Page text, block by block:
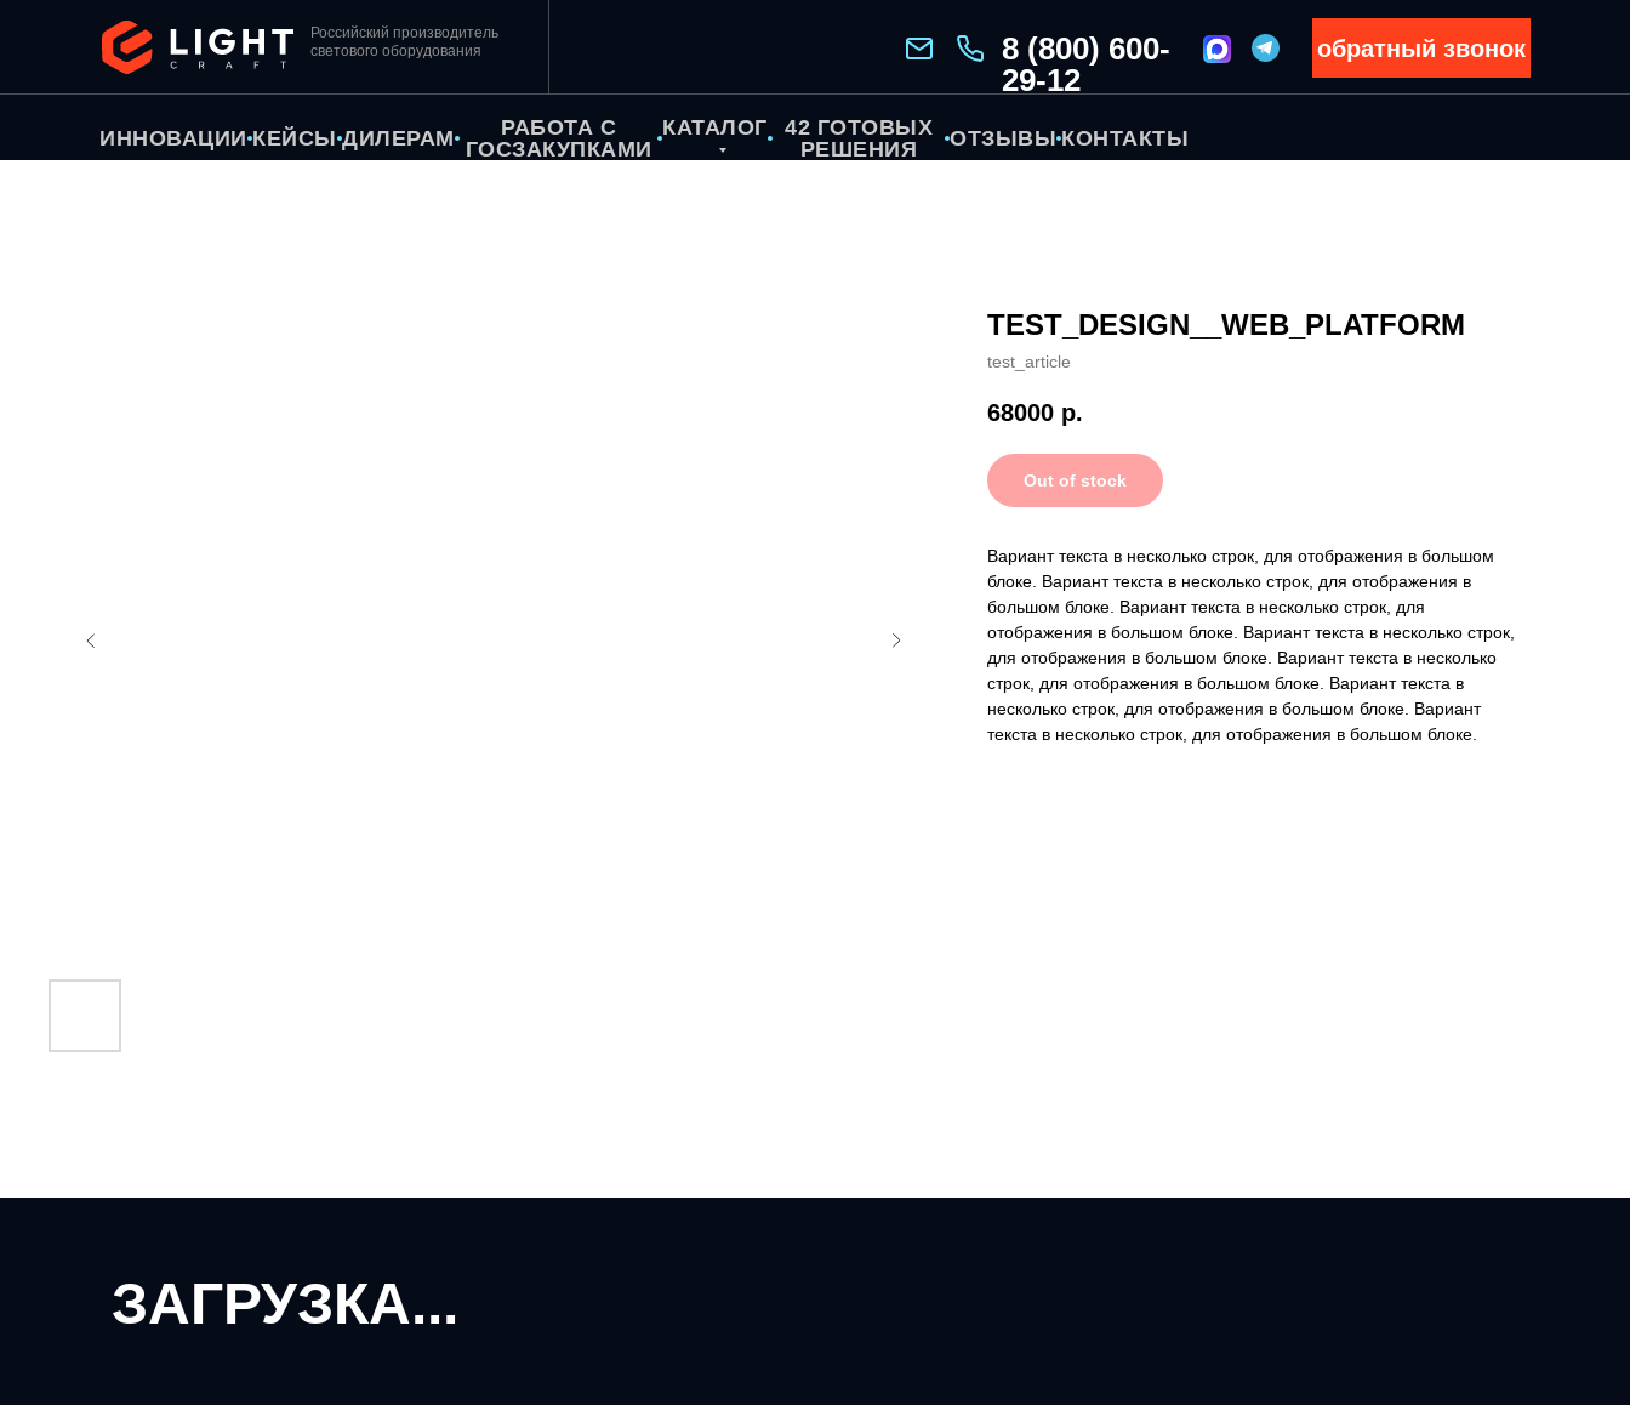
Российский производитель
светового оборудования
обратный звонок
8 (800) 600-
29-12
ИННОВАЦИИ КЕЙСЫ ДИЛЕРАМ
РАБОТА С
ГОСЗАКУПКАМИ
КАТАЛОГ
42 ГОТОВЫХ
РЕШЕНИЯ
ОТЗЫВЫ КОНТАКТЫ
TEST_DESIGN__WEB_PLATFORM
test_article
68000 р.
Out of stock
Вариант текста в несколько строк, для отображения в большом
блоке. Вариант текста в несколько строк, для отображения в
большом блоке. Вариант текста в несколько строк, для
отображения в большом блоке. Вариант текста в несколько строк,
для отображения в большом блоке. Вариант текста в несколько
строк, для отображения в большом блоке. Вариант текста в
несколько строк, для отображения в большом блоке. Вариант
текста в несколько строк, для отображения в большом блоке.
ЗАГРУЗКА...